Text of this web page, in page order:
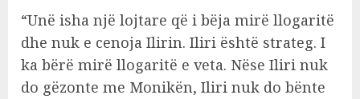
“Unë isha një lojtare që i bëja mirë llogaritë
dhe nuk e cenoja Ilirin. Iliri është strateg. I
ka bërë mirë llogaritë e veta. Nëse Iliri nuk
do gëzonte me Monikën, Iliri nuk do bënte